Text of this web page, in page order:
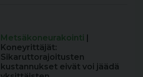
Metsäkoneurakointi
Koneyrittäjät:
Sikaruttorajoitusten
kustannukset eivät voi jäädä